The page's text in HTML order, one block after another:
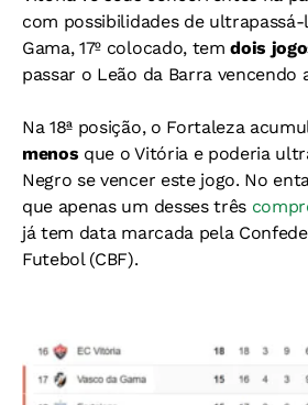
com possibilidades de ultrapassá-
Gama, 17º colocado, temdois
passar o Leão da Barra vencendo
Na 18ª posição, o Fortaleza
menos que o Vitória e poderia
Negro se vencer este jogo. No
que apenas um desses três
já tem data marcada pela
Futebol (CBF).